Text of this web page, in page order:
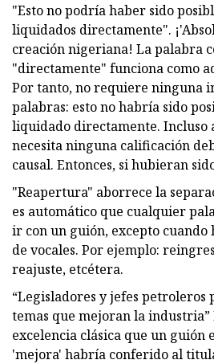
"Esto no podría haber sido
liquidados directamente".
creación nigeriana! La palabra
"directamente" funciona como
Por tanto, no requiere ninguna
palabras: esto no habría sido
liquidado directamente. Incluso
necesita ninguna calificación
causal. Entonces, si hubieran
"Reapertura" aborrece la
es automático que cualquier
ir con un guión, excepto
de vocales. Por ejemplo:
reajuste, etcétera.
“Legisladores y jefes petroleros
temas que mejoran la
excelencia clásica que un
'mejora' habría conferido al